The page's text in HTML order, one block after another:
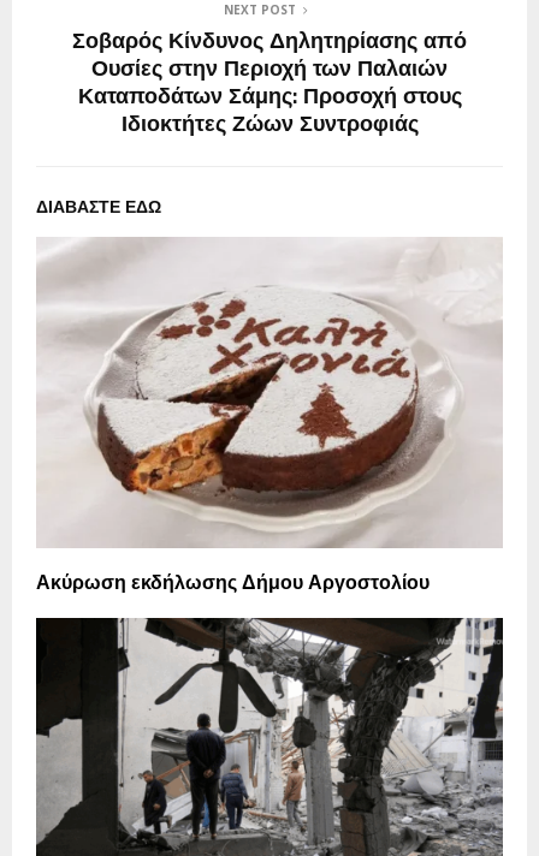
NEXT POST
Σοβαρός Κίνδυνος Δηλητηρίασης από
Ουσίες στην Περιοχή των Παλαιών
Καταποδάτων Σάμης: Προσοχή στους
Ιδιοκτήτες Ζώων Συντροφιάς
ΔΙΑΒΑΣΤΕ ΕΔΩ
Ακύρωση εκδήλωσης Δήμου Αργοστολίου